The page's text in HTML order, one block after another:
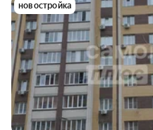
новостройка